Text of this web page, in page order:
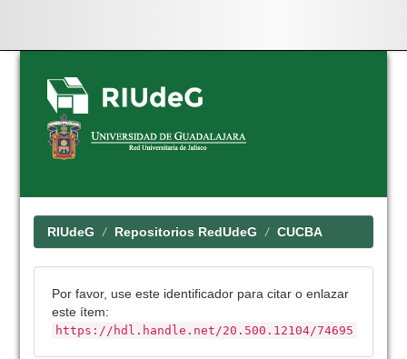
Skip
navigation
RIUdeG Repositorios RedUdeG CUCBA
Por favor, use este identificador para citar o enlazar
este ítem:
https://hdl.handle.net/20.500.12104/74695